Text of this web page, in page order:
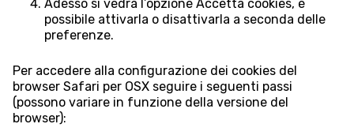
Adesso si vedrà l’opzione Accetta cookies, è
possibile attivarla o disattivarla a seconda delle
preferenze.
Per accedere alla configurazione dei cookies del
browser Safari per OSX seguire i seguenti passi
(possono variare in funzione della versione del
browser):